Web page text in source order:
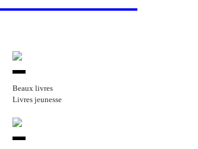
Beaux livres
Livres jeunesse